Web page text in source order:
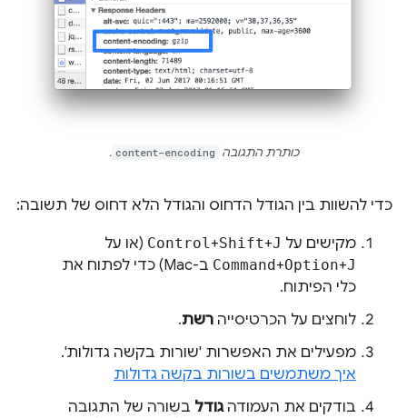
כותרת התגובה content-encoding
.
כדי להשוות בין הגודל הדחוס והגודל הלא דחוס של תשובה:
מקישים על Control+Shift+J (או על
Command+Option+J
ב-Mac) כדי לפתוח את
כלי הפיתוח.
לוחצים על הכרטיסייה רשת.
מפעילים את האפשרות 'שורות בקשה גדולות'.
איך משתמשים בשורות בקשה גדולות
בודקים את העמודהגודל בשורה של התגובה